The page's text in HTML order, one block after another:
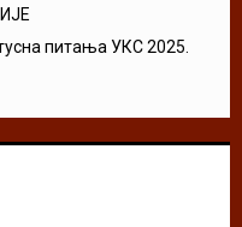
питања УКС 2025.